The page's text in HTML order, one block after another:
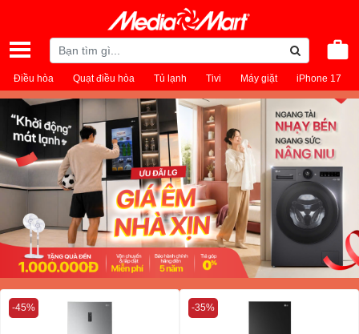
Điều hòa Quạt điều hòa Tủ lạnh Tivi Máy giặt iPhone 17
-45% -35%